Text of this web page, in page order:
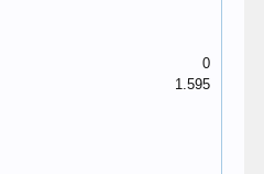
0
1.595